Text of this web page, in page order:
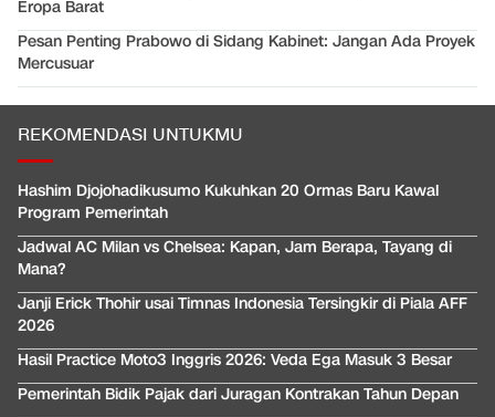
Eropa Barat
Pesan Penting Prabowo di Sidang Kabinet: Jangan Ada Proyek
Mercusuar
REKOMENDASI UNTUKMU
Hashim Djojohadikusumo Kukuhkan 20 Ormas Baru Kawal
Program Pemerintah
Jadwal AC Milan vs Chelsea: Kapan, Jam Berapa, Tayang di
Mana?
Janji Erick Thohir usai Timnas Indonesia Tersingkir di Piala AFF
2026
Hasil Practice Moto3 Inggris 2026: Veda Ega Masuk 3 Besar
Pemerintah Bidik Pajak dari Juragan Kontrakan Tahun Depan